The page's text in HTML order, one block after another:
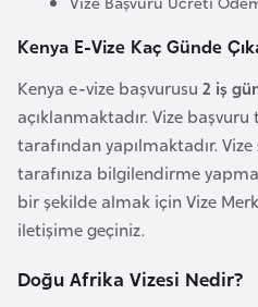
Kenya E-Vize Kaç Günde
Kenya e-vize başvurusu 2 iş
açıklanmaktadır. Vize
tarafından yapılmaktadır.
tarafınıza bilgilendirme
bir şekilde almak için Vize
iletişime geçiniz.
Doğu Afrika Vizesi Nedir?
b
u
t
i
Ç
i